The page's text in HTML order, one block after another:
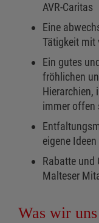
AVR-Caritas
Eine
Tätigkeit mit
Ein gutes
fröhlichen
Hierarchien,
immer offen
eigene
Rabatte und
Malteser
Was wir